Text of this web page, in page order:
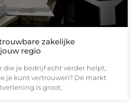
zakelijke
regio
die je bedrijf echt verder helpt,
je kunt vertrouwen? De markt
is groot,